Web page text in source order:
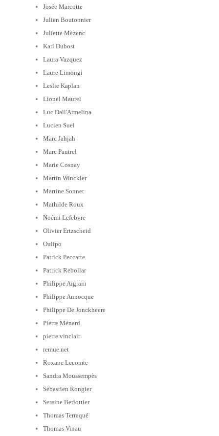
Josée Marcotte
Julien Boutonnier
Juliette Mézenc
Karl Dubost
Laura Vazquez
Laure Limongi
Leslie Kaplan
Lionel Maurel
Luc Dall'Armelina
Lucien Suel
Marc Jahjah
Marc Pautrel
Marie Cosnay
Martin Winckler
Martine Sonnet
Mathilde Roux
Noémi Lefebvre
Olivier Ertzscheid
Oulipo
Patrick Peccatte
Patrick Rebollar
Philippe Aigrain
Philippe Annocque
Philippe De Jonckheere
Pierre Ménard
pierre vinclair
remue.net
Roxane Lecomte
Sandra Moussempès
Sébastien Rongier
Sereine Berlottier
Thomas Terraqué
Thomas Vinau